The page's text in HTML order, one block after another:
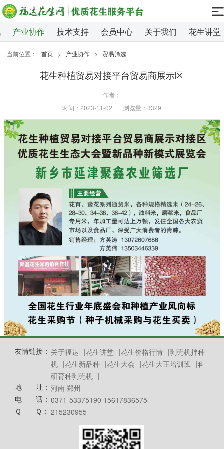
产业协作 技术支持 会员中心 关于我们 花生讲堂
当前位置： 首页 > 产业协作 > 贸易筛选
花生种植贸易对接平台贸易商展示区
作者：
时间：2023-11-02
浏览量：3329
友情链接： 关于福达 |花生讲堂 |花生价格行情 |剥壳机拌种
机 |花生新品种 |花生大会 |花生大王培训班 |科
研育种剥壳机 |
地 址： 河南 郑州
电 话： 0371-53375190 15617836575
Ｑ Ｑ： 215230955